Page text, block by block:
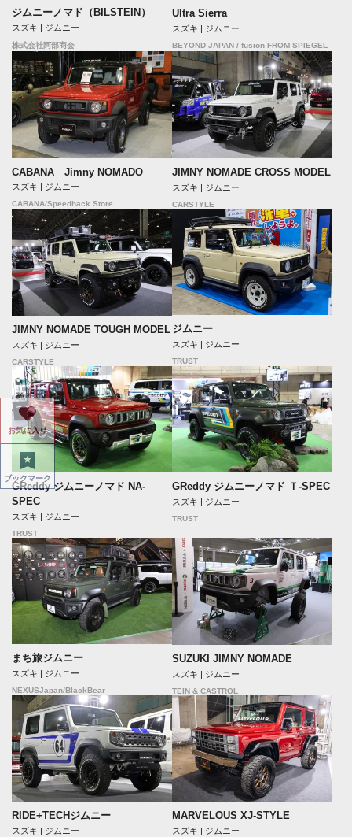
ジムニーノマド（BILSTEIN）
スズキ | ジムニー
株式会社阿部商会
Ultra Sierra
スズキ | ジムニー
BEYOND JAPAN / fusion FROM SPIEGEL
CABANA Jimny NOMADO
スズキ | ジムニー
CABANA/Speedhack Store
JIMNY NOMADE CROSS MODEL
スズキ | ジムニー
CARSTYLE
JIMNY NOMADE TOUGH MODEL
スズキ | ジムニー
CARSTYLE
ジムニー
スズキ | ジムニー
TRUST
GReddy ジムニーノマド NA-
SPEC
スズキ | ジムニー
TRUST
GReddy ジムニーノマド Ｔ-SPEC
スズキ | ジムニー
TRUST
まち旅ジムニー
スズキ | ジムニー
NEXUSJapan/BlackBear
SUZUKI JIMNY NOMADE
スズキ | ジムニー
TEIN & CASTROL
RIDE+TECHジムニー
スズキ | ジムニー
MARVELOUS XJ-STYLE
スズキ | ジムニー
お気に入り
ブックマーク